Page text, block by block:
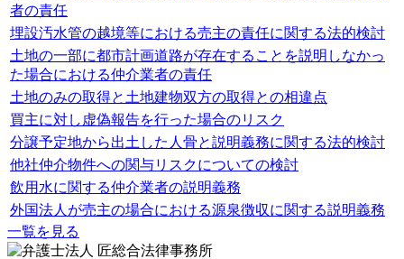
者の責任
埋設汚水管の越境等における売主の責任に関する法的検討
土地の一部に都市計画道路が存在することを説明しなかっ
た場合における仲介業者の責任
土地のみの取得と土地建物双方の取得との相違点
買主に対し虚偽報告を行った場合のリスク
分譲予定地から出土した人骨と説明義務に関する法的検討
他社仲介物件への関与リスクについての検討
飲用水に関する仲介業者の説明義務
外国法人が売主の場合における源泉徴収に関する説明義務
一覧を見る